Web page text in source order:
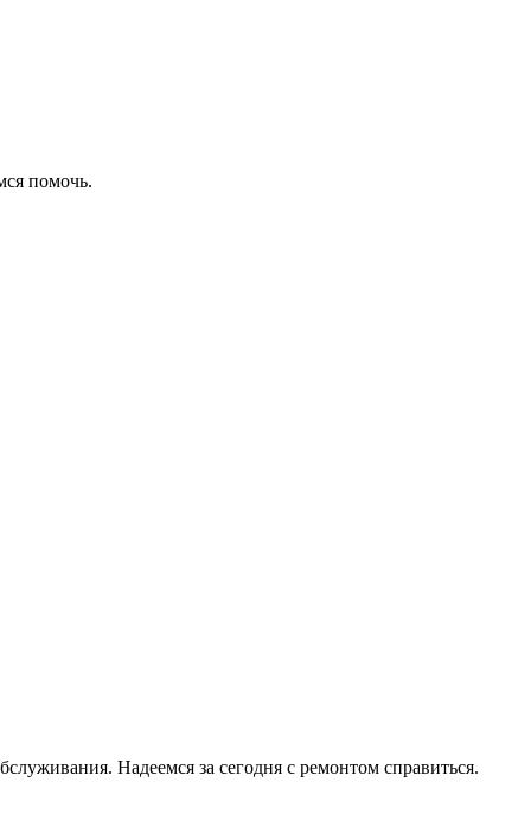
помочь.
Надеемся за сегодня с ремонтом справиться.